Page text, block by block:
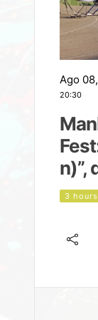
Ago
20:30
n)”,
3 hours